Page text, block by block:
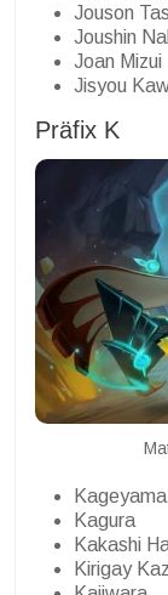
Jouson
Joushin
Joan Mizui
Jisyou
Präfix K
Kageyama
Kagura
Kakashi
Kirigay